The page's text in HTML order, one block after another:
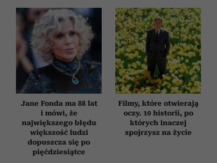
społecznościowym, reklamowym i analitycznym.
Partnerzy mogą połączyć te informacje z innymi danymi
otrzymanymi od Ciebie lub uzyskanymi podczas
korzystania z ich usług.
Jane Fonda ma 88 lat
i mówi, że
największego błędu
większość ludzi
dopuszcza się po
pięćdziesiątce
Filmy, które otwierają
oczy. 10 historii, po
których inaczej
spojrzysz na życie